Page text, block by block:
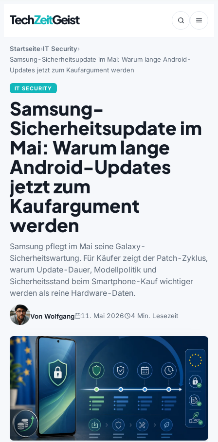
TechZeitGeist
Startseite IT Security
Samsung-Sicherheitsupdate im Mai: Warum lange Android-
Updates jetzt zum Kaufargument werden
IT SECURITY
Samsung-
Sicherheitsupdate im
Mai: Warum lange
Android-Updates
jetzt zum
Kaufargument
werden
Samsung pflegt im Mai seine Galaxy-
Sicherheitswartung. Für Käufer zeigt der Patch-Zyklus,
warum Update-Dauer, Modellpolitik und
Sicherheitsstand beim Smartphone-Kauf wichtiger
werden als reine Hardware-Daten.
Von Wolfgang 11. Mai 2026 4 Min. Lesezeit